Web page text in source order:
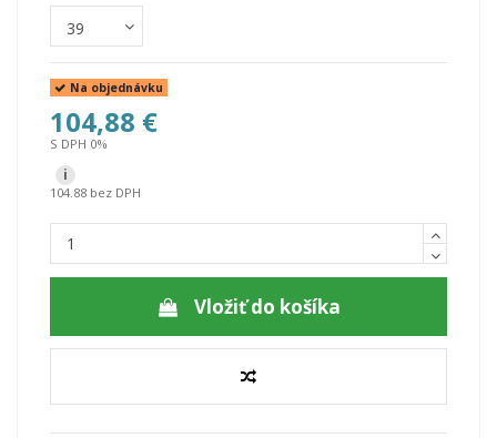
Na objednávku
104,88 €
S DPH 0%
i
104.88 bez DPH
Vložiť do košíka